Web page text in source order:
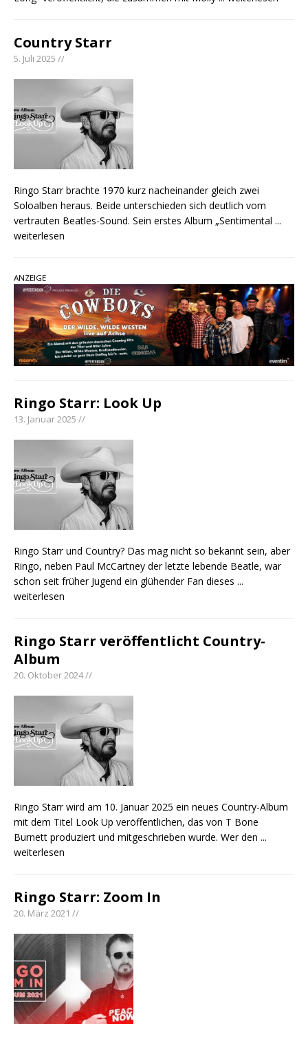
Country Starr
5. Juli 2025 //
Ringo Starr brachte 1970 kurz nacheinander gleich zwei
Soloalben heraus. Beide unterschieden sich deutlich vom
vertrauten Beatles-Sound. Sein erstes Album „Sentimental ...
weiterlesen
ANZEIGE
Ringo Starr: Look Up
13. Januar 2025 //
Ringo Starr und Country? Das mag nicht so bekannt sein, aber
Ringo, neben Paul McCartney der letzte lebende Beatle, war
schon seit früher Jugend ein glühender Fan dieses ...
weiterlesen
Ringo Starr veröffentlicht Country-
Album
20. Oktober 2024 //
Ringo Starr wird am 10. Januar 2025 ein neues Country-Album
mit dem Titel Look Up veröffentlichen, das von T Bone
Burnett produziert und mitgeschrieben wurde. Wer den ...
weiterlesen
Ringo Starr: Zoom In
20. März 2021 //